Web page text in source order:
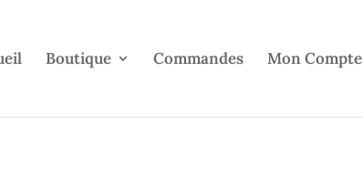
Boutique Commandes Mon Compte